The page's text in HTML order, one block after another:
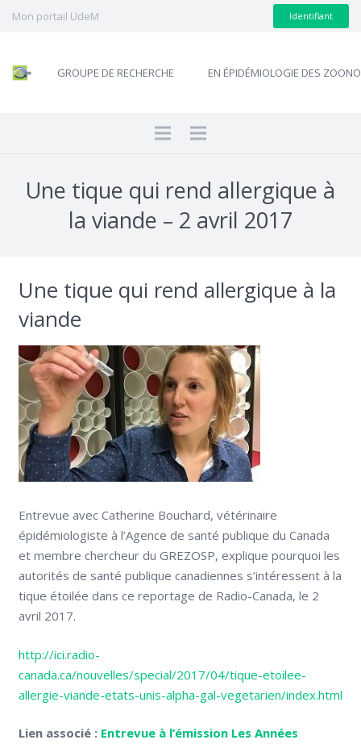
Mon portail UdeM Identifiant
GROUPE DE RECHERCHE EN ÉPIDÉMIOLOGIE DES
Une tique qui rend allergique à
la viande – 2 avril 2017
Une tique qui rend allergique à la
viande
Entrevue avec Catherine Bouchard, vétérinaire
épidémiologiste à l’Agence de santé publique du Canada
et membre chercheur du GREZOSP, explique pourquoi les
autorités de santé publique canadiennes s’intéressent à la
tique étoilée dans ce reportage de Radio-Canada, le 2
avril 2017.
http://ici.radio-
canada.ca/nouvelles/special/2017/04/tique-etoilee-
allergie-viande-etats-unis-alpha-gal-vegetarien/index.html
Lien associé : Entrevue à l’émission Les Années